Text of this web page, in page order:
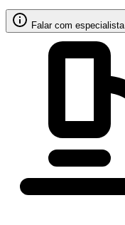
Falar com especialista